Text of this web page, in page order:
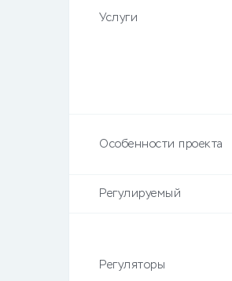
Услуги
Особенности проекта
Регулируемый
Регуляторы